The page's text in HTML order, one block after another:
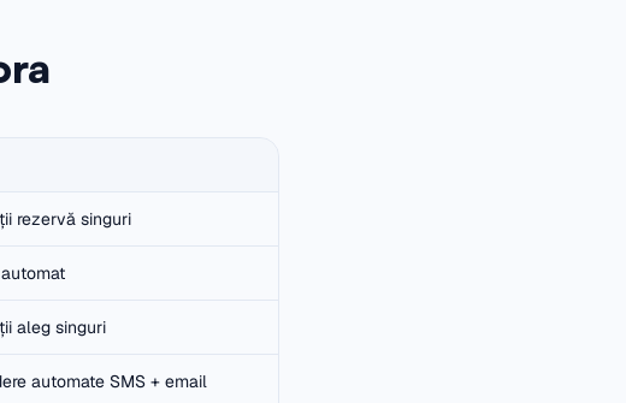
rezervă singuri
aleg singuri
automate SMS + email